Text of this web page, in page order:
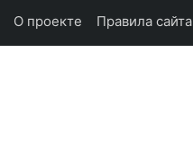
О проекте Правила сайта